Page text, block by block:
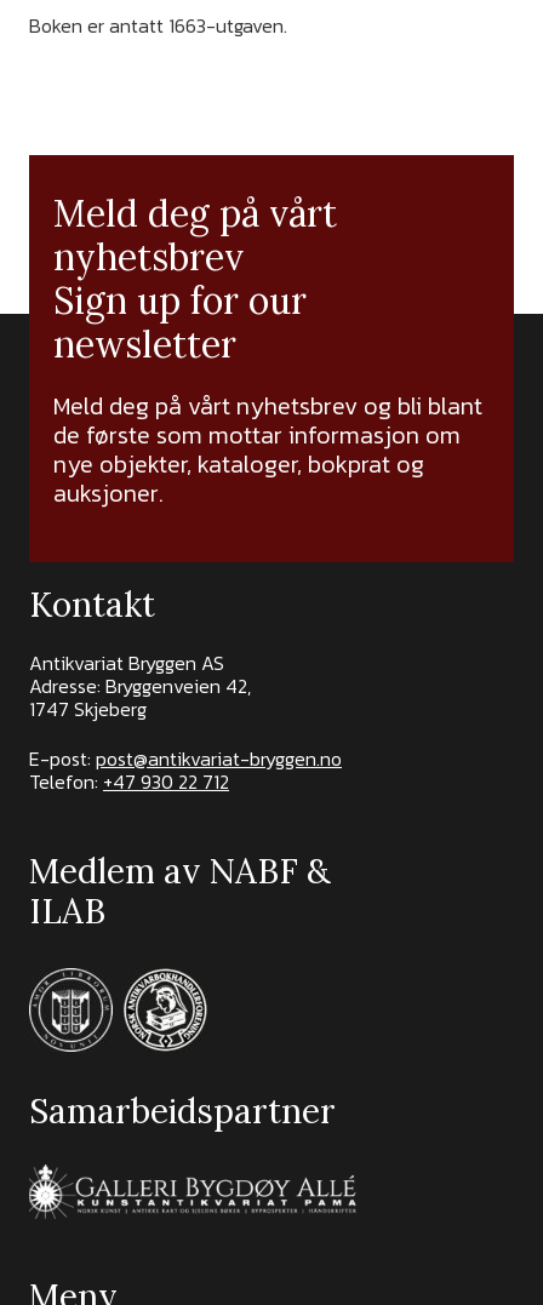
Boken er antatt 1663-utgaven.
Meld deg på vårt
nyhetsbrev
Sign up for our
newsletter
Meld deg på vårt nyhetsbrev og bli blant
de første som mottar informasjon om
nye objekter, kataloger, bokprat og
auksjoner.
Kontakt
Antikvariat Bryggen AS
Adresse: Bryggenveien 42,
1747 Skjeberg
E-post: post@antikvariat-bryggen.no
Telefon: +47 930 22 712
Medlem av NABF &
ILAB
Samarbeidspartner